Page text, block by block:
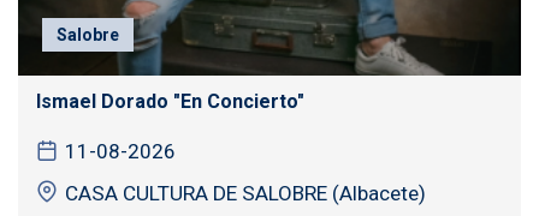
Salobre
Ismael Dorado "En Concierto"
11-08-2026
CASA CULTURA DE SALOBRE (Albacete)